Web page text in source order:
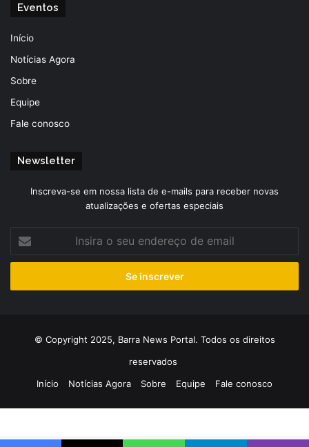
Eventos
Início
Notícias Agora
Sobre
Equipe
Fale conosco
Newsletter
Inscreva-se em nossa lista de e-mails para receber novas
atualizações e ofertas especiais
seu
de
© Copyright 2025, Barra News Portal. Todos os direitos
reservados
Início
Notícias Agora Sobre Equipe Fale conosco